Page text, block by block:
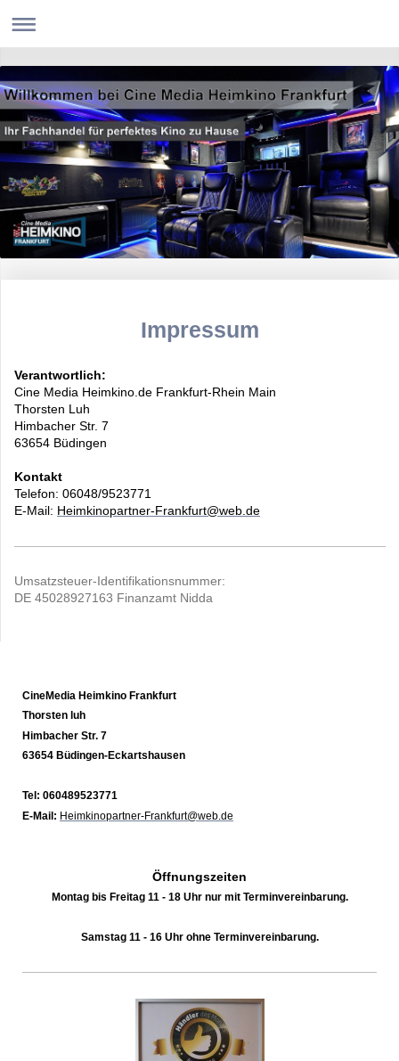
Impressum
Verantwortlich:
Cine Media Heimkino.de Frankfurt-Rhein Main
Thorsten Luh
Himbacher Str. 7
63654 Büdingen
Kontakt
Telefon: 06048/9523771
E-Mail: Heimkinopartner-Frankfurt@web.de
Umsatzsteuer-Identifikationsnummer:
DE 45028927163 Finanzamt Nidda
CineMedia Heimkino Frankfurt
Thorsten luh
Himbacher Str. 7
63654 Büdingen-Eckartshausen
Tel: 060489523771
E-Mail: Heimkinopartner-Frankfurt@web.de
Öffnungszeiten
Montag bis Freitag 11 - 18 Uhr nur mit Terminvereinbarung.
Samstag 11 - 16 Uhr ohne Terminvereinbarung.